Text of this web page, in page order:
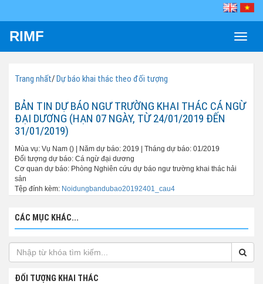
Toggle
RIMF
Trang nhất/Dự báo khai thác theo đối tượng
BẢN TIN DỰ BÁO NGƯ TRƯỜNG KHAI THÁC CÁ NGỪ
ĐẠI DƯƠNG (HẠN 07 NGÀY, TỪ 24/01/2019 ĐẾN
31/01/2019)
Mùa vụ: Vụ Nam () | Năm dự báo: 2019 | Tháng dự báo: 01/2019
Đối tượng dự báo: Cá ngừ đại dương
Cơ quan dự báo: Phòng Nghiên cứu dự báo ngư trường khai thác hải
sản
Tệp đính kèm: Noidungbandubao20192401_cau4
CÁC MỤC KHÁC...
ĐỐI TƯỢNG KHAI THÁC